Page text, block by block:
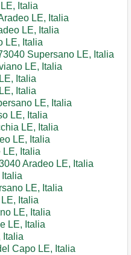
Italia
LE, Italia
LE, Italia
LE, Italia
Supersano LE, Italia
LE, Italia
Italia
Italia
LE, Italia
LE, Italia
LE, Italia
LE, Italia
Italia
Aradeo LE, Italia
LE, Italia
Italia
LE, Italia
LE, Italia
Italia
Capo LE, Italia